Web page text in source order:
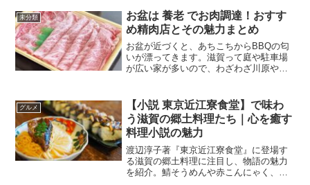
るのをご存知ですか？実は観光雑誌には
載っていない、地...
未分類
お盆は 養老 でお肉調達！おすす
め精肉店とその魅力まとめ
お盆が近づくと、あちこちからBBQの匂
いが漂ってきます。滋賀って庭や駐車場
が広い家が多いので、わざわざ川原やキ
いのが、お肉の調達先。スーパーで全部
そろえる人もいるけど、...
グルメ
【小説 東京近江寮食堂】で味わ
う滋賀の郷土料理たち｜心を癒す
料理小説の魅力
渡辺淳子著『東京近江寮食堂』に登場す
る滋賀の郷土料理に注目し、物語の魅力
を紹介。鯖そうめんや赤こんにゃく、じ